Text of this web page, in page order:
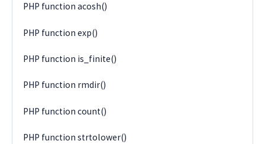
PHP function acosh()
PHP function exp()
PHP function is_finite()
PHP function rmdir()
PHP function count()
PHP function strtolower()